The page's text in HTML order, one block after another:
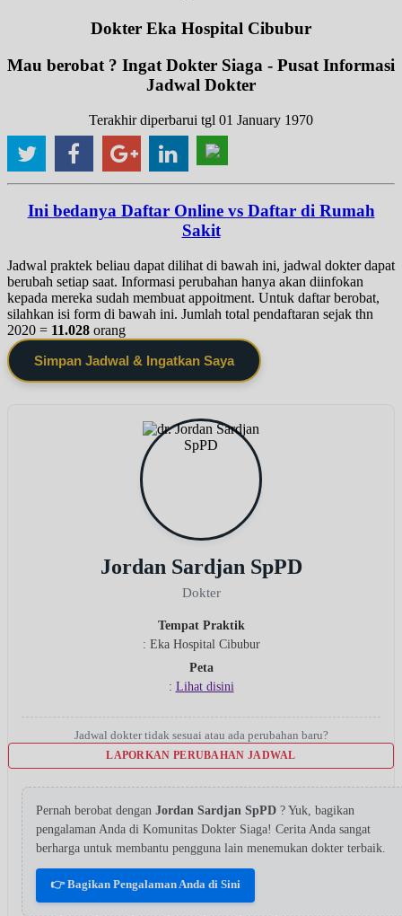
Dokter Eka Hospital Cibubur
Mau berobat ? Ingat Dokter Siaga - Pusat Informasi
Jadwal Dokter
Terakhir diperbarui tgl 01 January 1970
Ini bedanya Daftar Online vs Daftar di Rumah
Sakit
Jadwal praktek beliau dapat dilihat di bawah ini, jadwal dokter dapat
berubah setiap saat. Informasi perubahan hanya akan diinfokan
kepada mereka sudah membuat appoitment. Untuk daftar berobat,
silahkan isi form di bawah ini. Jumlah total pendaftaran sejak thn
2020 = 11.028 orang
Simpan Jadwal & Ingatkan Saya
Jordan Sardjan SpPD
Dokter
Tempat Praktik
: Eka Hospital Cibubur
Peta
: Lihat disini
Jadwal dokter tidak sesuai atau ada perubahan baru?
LAPORKAN PERUBAHAN JADWAL
Pernah berobat dengan Jordan Sardjan SpPD ? Yuk, bagikan
pengalaman Anda di Komunitas Dokter Siaga! Cerita Anda sangat
berharga untuk membantu pengguna lain menemukan dokter terbaik.
👉 Bagikan Pengalaman Anda di Sini